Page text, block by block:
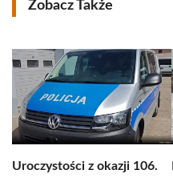
Zobacz Także
Uroczystości z okazji 106.